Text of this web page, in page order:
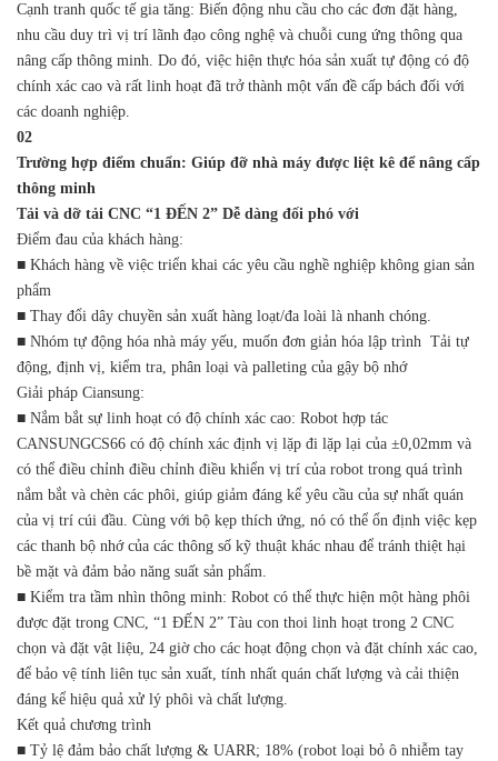
Cạnh tranh quốc tế gia tăng: Biến động nhu cầu cho các đơn đặt hàng,
nhu cầu duy trì vị trí lãnh đạo công nghệ và chuỗi cung ứng thông qua
nâng cấp thông minh. Do đó, việc hiện thực hóa sản xuất tự động có độ
chính xác cao và rất linh hoạt đã trở thành một vấn đề cấp bách đối với
các doanh nghiệp.
02
Trường hợp điểm chuẩn: Giúp đỡ nhà máy được liệt kê để nâng cấp
thông minh
Tải và dỡ tải CNC “1 ĐẾN 2” Dễ dàng đối phó với
Điểm đau của khách hàng:
■ Khách hàng về việc triển khai các yêu cầu nghề nghiệp không gian sản
phẩm
■ Thay đổi dây chuyền sản xuất hàng loạt/đa loài là nhanh chóng.
■ Nhóm tự động hóa nhà máy yếu, muốn đơn giản hóa lập trình Tải tự
động, định vị, kiểm tra, phân loại và palleting của gậy bộ nhớ
Giải pháp Ciansung:
■ Nắm bắt sự linh hoạt có độ chính xác cao: Robot hợp tác
CANSUNGCS66 có độ chính xác định vị lặp đi lặp lại của ±0,02mm và
có thể điều chỉnh điều chỉnh điều khiển vị trí của robot trong quá trình
nắm bắt và chèn các phôi, giúp giảm đáng kể yêu cầu của sự nhất quán
của vị trí cúi đầu. Cùng với bộ kẹp thích ứng, nó có thể ổn định việc kẹp
các thanh bộ nhớ của các thông số kỹ thuật khác nhau để tránh thiệt hại
bề mặt và đảm bảo năng suất sản phẩm.
■ Kiểm tra tầm nhìn thông minh: Robot có thể thực hiện một hàng phôi
được đặt trong CNC, “1 ĐẾN 2” Tàu con thoi linh hoạt trong 2 CNC
chọn và đặt vật liệu, 24 giờ cho các hoạt động chọn và đặt chính xác cao,
để bảo vệ tính liên tục sản xuất, tính nhất quán chất lượng và cải thiện
đáng kể hiệu quả xử lý phôi và chất lượng.
Kết quả chương trình
■ Tỷ lệ đảm bảo chất lượng & UARR; 18% (robot loại bỏ ô nhiễm tay